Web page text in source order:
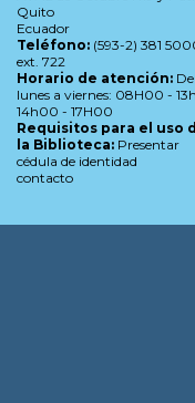
Quito
Ecuador
Teléfono: (593-2) 381
ext. 722
Horario de atención: De
lunes a viernes: 08H00 -
14h00 - 17H00
Requisitos para el uso
la Biblioteca: Presentar
cédula de identidad
contacto